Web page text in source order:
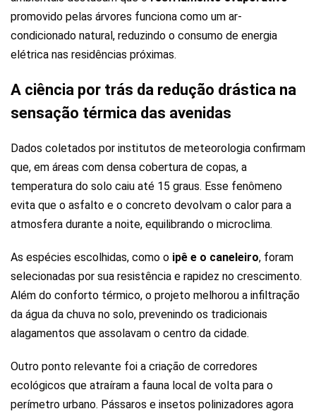
promovido pelas árvores funciona como um ar-
condicionado natural, reduzindo o consumo de energia
elétrica nas residências próximas.
A ciência por trás da redução drástica na
sensação térmica das avenidas
Dados coletados por institutos de meteorologia confirmam
que, em áreas com densa cobertura de copas, a
temperatura do solo caiu até 15 graus. Esse fenômeno
evita que o asfalto e o concreto devolvam o calor para a
atmosfera durante a noite, equilibrando o microclima.
As espécies escolhidas, como o ipê e o caneleiro, foram
selecionadas por sua resistência e rapidez no crescimento.
Além do conforto térmico, o projeto melhorou a infiltração
da água da chuva no solo, prevenindo os tradicionais
alagamentos que assolavam o centro da cidade.
Outro ponto relevante foi a criação de corredores
ecológicos que atraíram a fauna local de volta para o
perímetro urbano. Pássaros e insetos polinizadores agora